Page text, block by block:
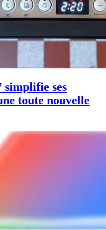
simplifie ses
toute nouvelle